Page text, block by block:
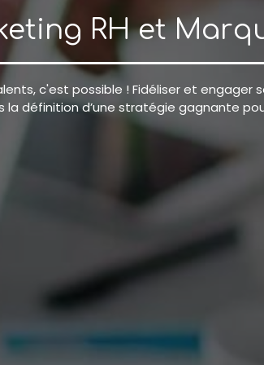
RH et
c'est possible ! Fidéliser et engager
la définition d’une stratégie gagnante